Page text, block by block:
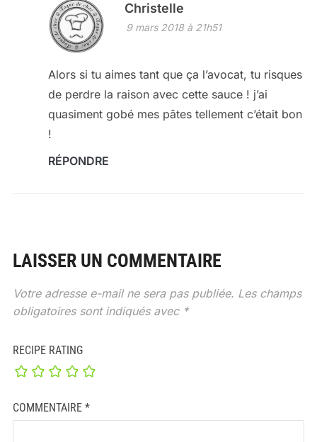
Christelle
9 mars 2018 à 21h51
Alors si tu aimes tant que ça l’avocat, tu risques
de perdre la raison avec cette sauce ! j’ai
quasiment gobé mes pâtes tellement c’était bon
!
RÉPONDRE
LAISSER UN COMMENTAIRE
Votre adresse e-mail ne sera pas publiée. Les champs
obligatoires sont indiqués avec *
RECIPE RATING
COMMENTAIRE *